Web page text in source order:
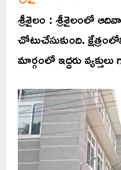
శ్రీశైలం : శ్రీశైలంలో
చోటుచేసుకుంది.
మార్గంలో ఇద్దరు వ్యక్తులు